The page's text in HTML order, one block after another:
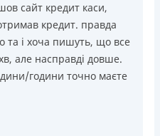
сайт кредит каси,
кредит. правда
та і хоча пишуть, що все
але насправді довше.
години точно маєте